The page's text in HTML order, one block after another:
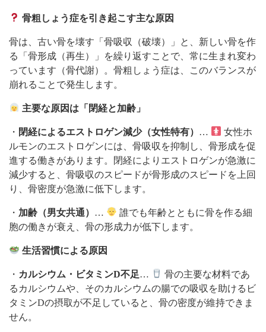
骨粗しょう症を引き起こす主な原因
骨は、古い骨を壊す「骨吸収（破壊）」と、新しい骨を作
る「骨形成（再生）」を繰り返すことで、常に生まれ変わ
っています（骨代謝）。骨粗しょう症は、このバランスが
崩れることで発生します。
主要な原因は「閉経と加齢」
・ 閉経によるエストロゲン減少（女性特有） …
女性ホ
ルモンのエストロゲンには、骨吸収を抑制し、骨形成を促
進する働きがあります。閉経によりエストロゲンが急激に
減少すると、骨吸収のスピードが骨形成のスピードを上回
り、骨密度が急激に低下します。
・ 加齢（男女共通） …
誰でも年齢とともに骨を作る細
胞の働きが衰え、骨の形成力が低下します。
生活習慣による原因
・ カルシウム・ビタミンD不足…
骨の主要な材料であ
るカルシウムや、そのカルシウムの腸での吸収を助けるビ
タミンDの摂取が不足していると、骨の密度が維持できま
せん。